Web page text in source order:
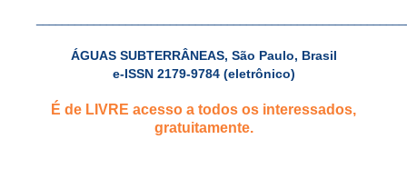
ÁGUAS SUBTERRÂNEAS, São Paulo, Brasil
e-ISSN 2179-9784 (eletrônico)
É de LIVRE acesso a todos os interessados,
gratuitamente.